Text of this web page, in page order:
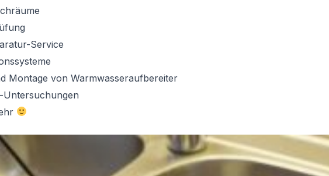
Service
Montage von Warmwasseraufbereiter
Untersuchungen